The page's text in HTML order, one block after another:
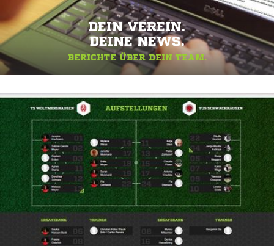
DEIN VEREIN.
DEINE NEWS.
BERICHTE ÜBER DEIN TEAM.